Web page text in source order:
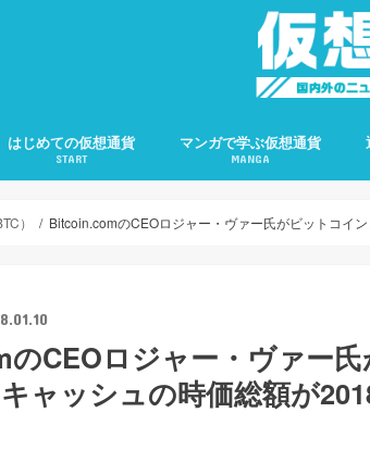
はじめての仮想通貨
START
マンガで学ぶ仮想通貨
MANGA
） Bitcoin.comのCEOロジャー・ヴァー氏がビットコイ
CEOロジャー・ヴァー
ャッシュの時価総額が